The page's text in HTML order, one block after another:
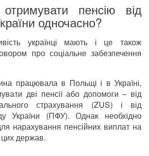
пенсію від
одночасно?
українці мають і це також
про соціальне забезпечення
працювала в Польщі і в Україні,
дві пенсії або допомоги – від
страхування (ZUS) і від
України (ПФУ). Однак необхідно
нарахування пенсійних виплат на
цих держав.